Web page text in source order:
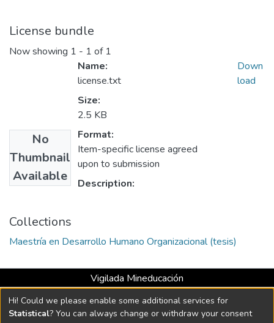
License bundle
Now showing 1 - 1 of 1
No
Thumbnail
Available
Name:
license.txt
Size:
2.5 KB
Format:
Item-specific license agreed
upon to submission
Description:
Down
load
Collections
Maestría en Desarrollo Humano Organizacional (tesis)
Vigilada Mineducación
Universidad con Acreditación Institucional hasta 2026 -
Resolución MEN 2158 de 2018
Hi! Could we please enable some additional services for
Statistical? You can always change or withdraw your consent